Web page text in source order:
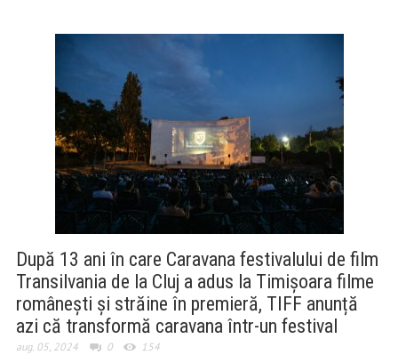
După 13 ani în care Caravana festivalului de film
Transilvania de la Cluj a adus la Timișoara filme
românești și străine în premieră, TIFF anunță
azi că transformă caravana într-un festival
aug. 05, 2024 0 154